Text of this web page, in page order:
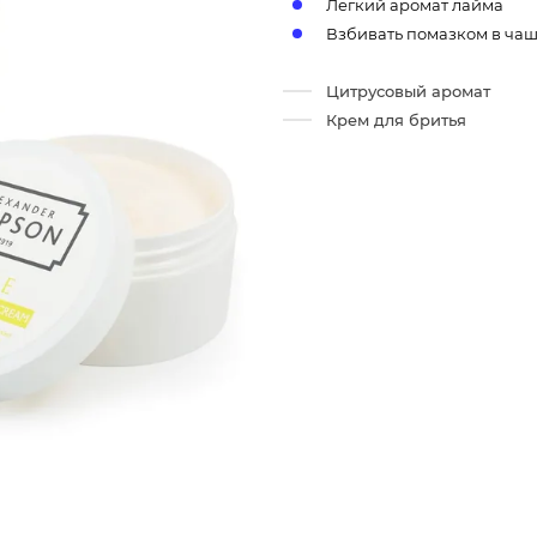
Легкий аромат лайма
Взбивать помазком в
Цитрусовый аромат
Крем для бритья